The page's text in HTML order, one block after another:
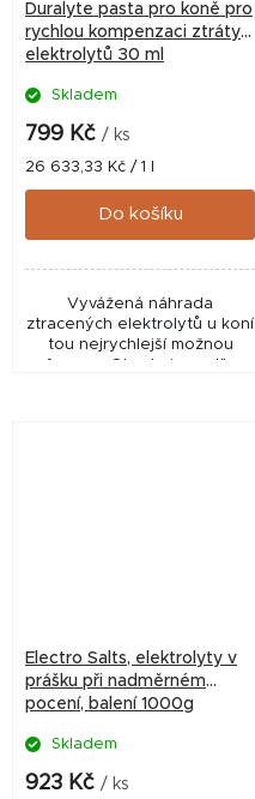
Duralyte pasta pro koně pro
rychlou kompenzaci ztráty
elektrolytů 30 ml
Skladem
799 Kč / ks
Měrná
cena:
26 633,33 Kč / 1 l
Do košíku
Vyvážená náhrada
ztracených elektrolytů u koní
tou nejrychlejší možnou
formou. Obsahuje sodík,
Electro Salts, elektrolyty v
prášku při nadměrném
pocení, balení 1000g
Skladem
923 Kč / ks